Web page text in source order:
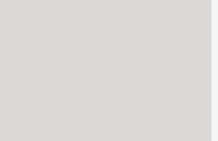
материалов. Использована
качества.
комплекте предусмотрена
гарантийные обязательства.
по всем текущим вопросам,